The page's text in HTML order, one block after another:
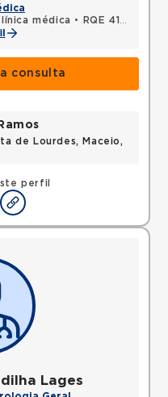
médica •
RQE 4183 - Administração hospitalar
consulta
perfil
de Lourdes, Maceio,
Lages